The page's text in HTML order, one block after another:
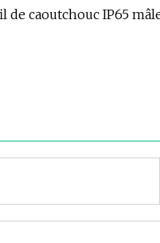
de caoutchouc IP65